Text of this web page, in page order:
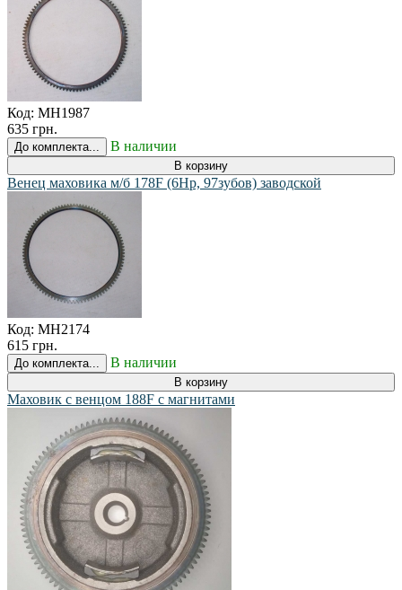
Код: MH1987
635 грн.
До комплекта... В наличии
В корзину
Венец маховика м/б 178F (6Hp, 97зубов) заводской
Код: MH2174
615 грн.
До комплекта... В наличии
В корзину
Маховик с венцом 188F с магнитами